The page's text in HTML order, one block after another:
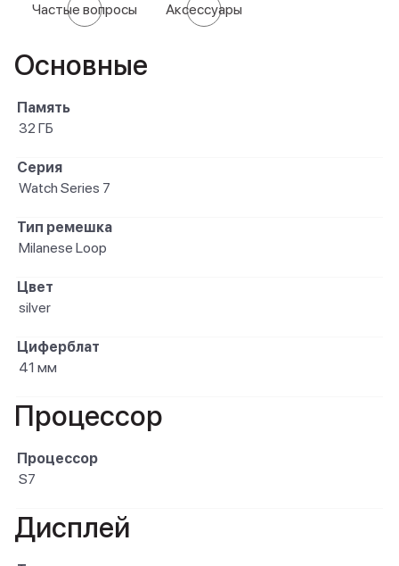
Частые вопросы Аксессуары
Основные
Память
32 ГБ
Серия
Watch Series 7
Тип ремешка
Milanese Loop
Цвет
silver
Циферблат
41 мм
Процессор
Процессор
S7
Дисплей